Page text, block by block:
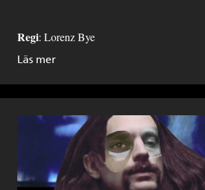
Regi: Lorenz Bye
Läs mer